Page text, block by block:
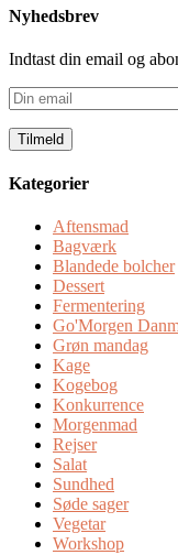
Nyhedsbrev
Indtast din email og
Din
email
Kategorier
Aftensmad
Bagværk
Blandede bolcher
Dessert
Fermentering
Go'Morgen
Grøn mandag
Kage
Kogebog
Konkurrence
Morgenmad
Rejser
Salat
Sundhed
Søde sager
Vegetar
Workshop